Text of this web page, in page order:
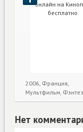
2006, Франция,
Мультфильм,
Нет